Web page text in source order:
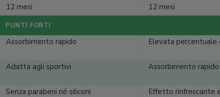
12 mesi
12 mesi
PUNTI FORTI
Assorbimento rapido Elevata percentuale
Adatta agli sportivi Assorbimento rapido
Senza parabeni né siliconi
Effetto rinfrescante